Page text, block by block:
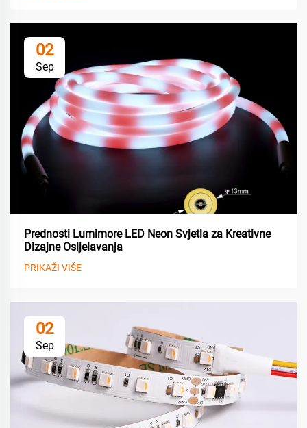
02
Sep
Prednosti Lumimore LED Neon Svjetla za Kreativne
Dizajne Osijelavanja
PRIKAŽI VIŠE
02
Sep